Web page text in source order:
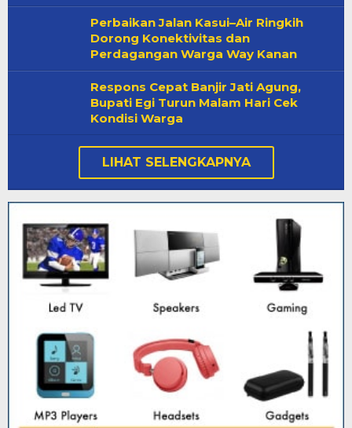
Perbaikan Jalan Kasui–Air Ringkih
Dorong Konektivitas dan
Perdagangan Warga Way Kanan
Respons Cepat Banjir Jati Agung,
Bupati Egi Turun Malam Hari Cek
Kondisi Warga
LIHAT SELENGKAPNYA